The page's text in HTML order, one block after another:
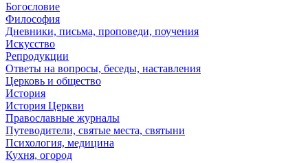
Богословие
Философия
Дневники, письма, проповеди, поучения
Искусство
Репродукции
Ответы на вопросы, беседы, наставления
Церковь и общество
История
История Церкви
Православные журналы
Путеводители, святые места, святыни
Психология, медицина
Кухня, огород